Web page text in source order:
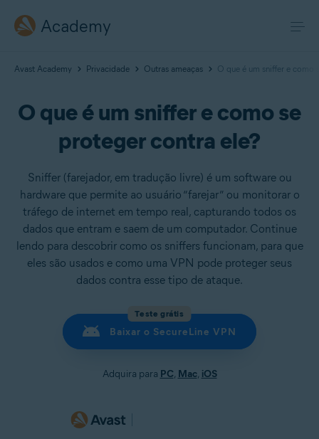
Academy
Avast Academy Privacidade Outras ameaças O que é um sniffer e como
O que é um sniffer e como se
proteger contra ele?
Sniffer (farejador, em tradução livre) é um software ou
hardware que permite ao usuário “farejar” ou monitorar o
tráfego de internet em tempo real, capturando todos os
dados que entram e saem de um computador. Continue
lendo para descobrir como os sniffers funcionam, para que
eles são usados e como uma VPN pode proteger seus
dados contra esse tipo de ataque.
Teste grátis
Baixar o SecureLine VPN
Adquira para PC, Mac, iOS